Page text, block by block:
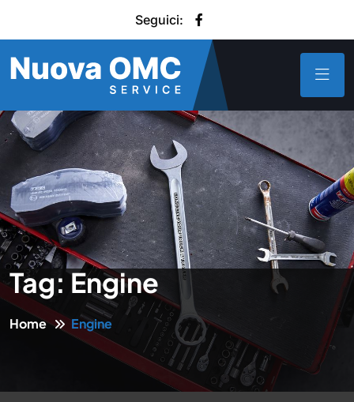
Seguici:
Tag:Engine
Home Engine